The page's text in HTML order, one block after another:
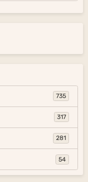
735
317
281
54